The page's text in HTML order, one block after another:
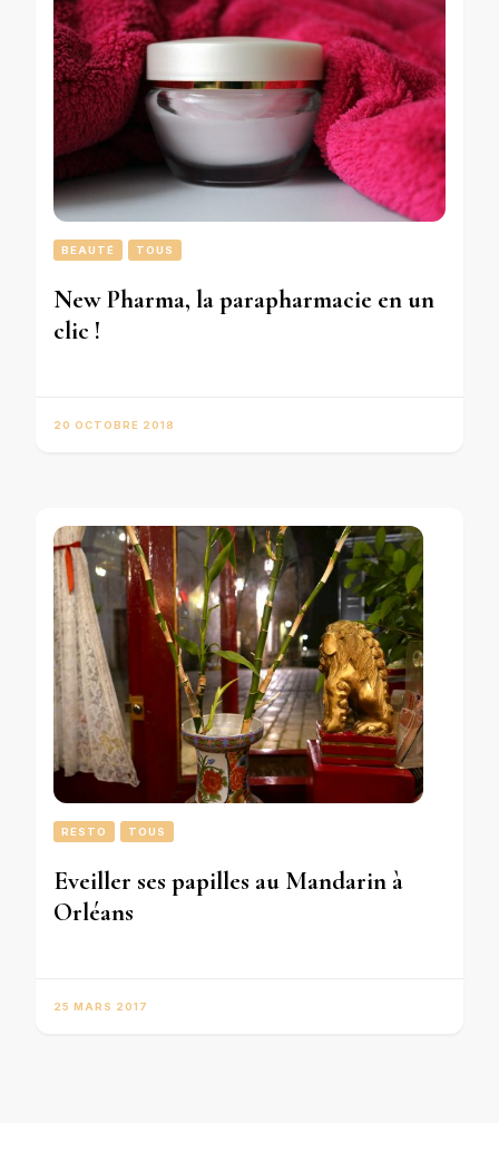
BEAUTÉ TOUS
New Pharma, la parapharmacie en un
clic !
20 OCTOBRE 2018
RESTO TOUS
Eveiller ses papilles au Mandarin à
Orléans
25 MARS 2017